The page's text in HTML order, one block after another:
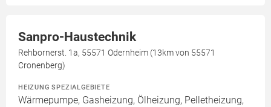
Sanpro-Haustechnik
Rehbornerst. 1a, 55571 Odernheim (13km von 55571
Cronenberg)
HEIZUNG SPEZIALGEBIETE
Wärmepumpe, Gasheizung, Ölheizung, Pelletheizung,